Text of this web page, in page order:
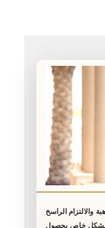
والالتزام الراسخ
بشكل خاص بحصول